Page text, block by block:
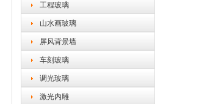
工程玻璃
山水画玻璃
屏风背景墙
车刻玻璃
调光玻璃
激光内雕